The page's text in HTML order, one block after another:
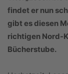
findet er nun
gibt es diesen
richtigen Nord-
Bücherstube.